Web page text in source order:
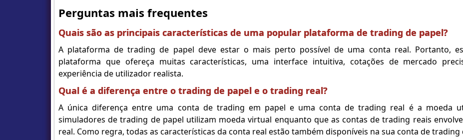
Perguntas mais frequentes
Quais são as principais características de uma popular plataforma de trading de papel?
A plataforma de trading de papel deve estar o mais perto possível de uma conta real. Portanto,
plataforma que ofereça muitas características, uma interface intuitiva, cotações de mercado
experiência de utilizador realista.
Qual é a diferença entre o trading de papel e o trading real?
A única diferença entre uma conta de trading em papel e uma conta de trading real é a moeda
simuladores de trading de papel utilizam moeda virtual enquanto que as contas de trading reais
real. Como regra, todas as características da conta real estão também disponíveis na sua conta de trading